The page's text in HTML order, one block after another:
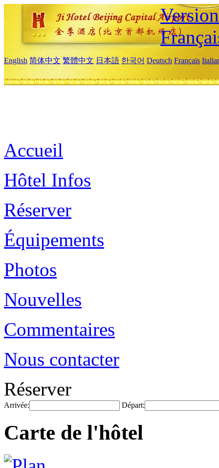
English 简体中文 繁體中文 日本語 한국어 Deutsch Français
Accueil
Hôtel Infos
Réserver
Équipements
Photos
Nouvelles
Commentaires
Nous contacter
Réserver
Arrivée: Départ:
Carte de l'hôtel